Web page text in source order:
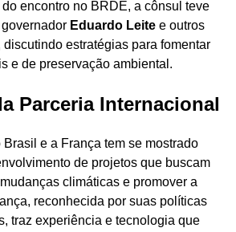
do encontro no BRDE, a cônsul teve
Eduardo Leite e outros
estratégias para fomentar
e de preservação ambiental.
Parceria Internacional
e a França tem se mostrado
de projetos que buscam
climáticas e promover a
reconhecida por suas políticas
traz experiência e tecnologia que